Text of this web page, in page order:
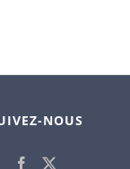
NOUS